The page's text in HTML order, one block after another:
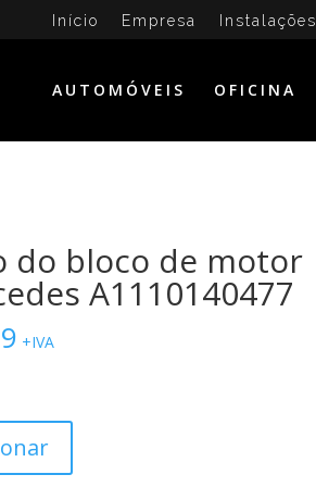
Início Empresa Instalações
AUTOMÓVEIS OFICINA
do bloco de motor
A1110140477
+IVA